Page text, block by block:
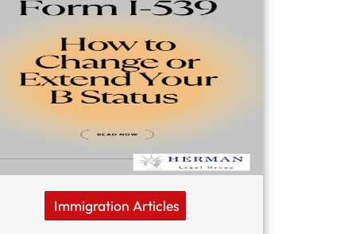
Immigration Articles